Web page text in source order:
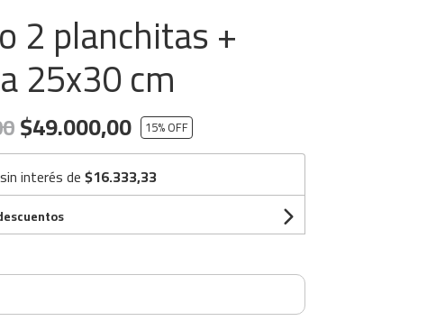
2 planchitas +
25x30 cm
$49.000,00 15% OFF
interés de$16.333,33